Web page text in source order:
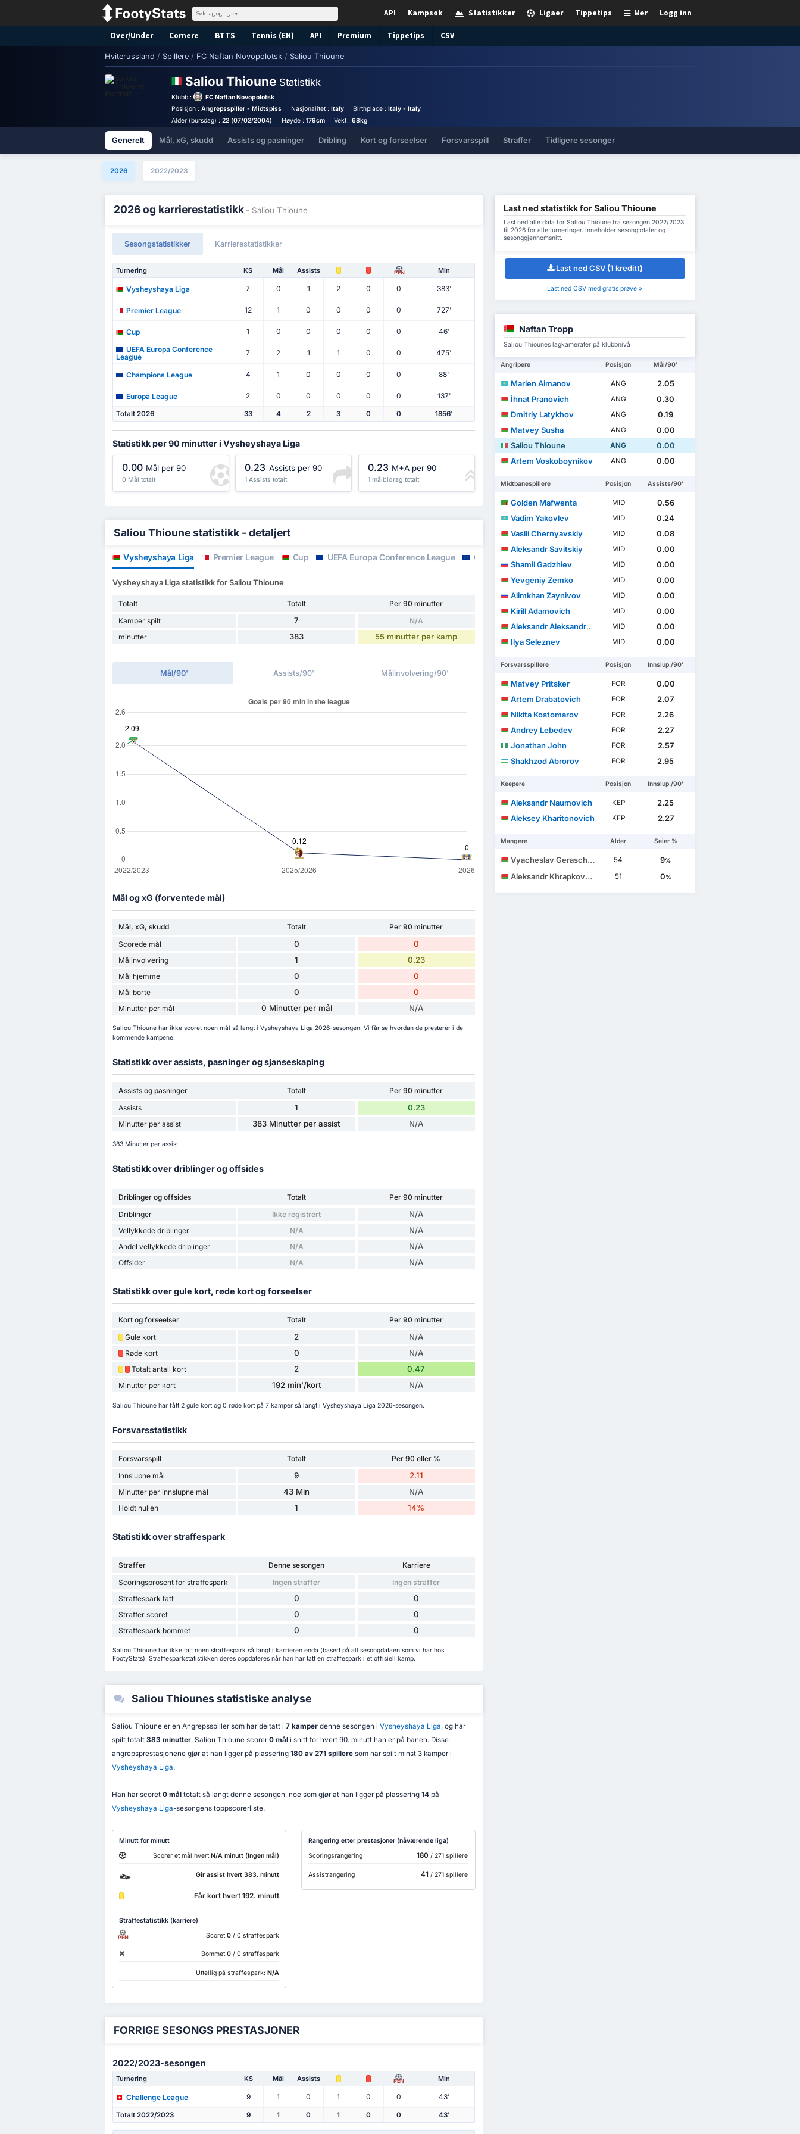
Logg inn
Mer
Tippetips
Ligaer
Statistikker
Kampsøk
API
Over/Under Cornere BTTS Tennis (EN) API Premium Tippetips CSV
Hviterussland / Spillere / FC Naftan Novopolotsk / Saliou Thioune
Saliou Thioune Statistikk
Klubb :
FC Naftan Novopolotsk
Posisjon :Angrepsspiller - Midtspiss Nasjonalitet : Italy Birthplace :Italy - Italy
Alder (bursdag) :22 (07/02/2004) Høyde : 179cm Vekt :68kg
Generelt Mål, xG, skudd Assists og pasninger Dribling Kort og forseelser Forsvarsspill Straffer Tidligere sesonger
2026 2022/2023
2026 og karrierestatistikk - Saliou Thioune
Sesongstatistikker Karrierestatistikker
Turnering KS Mål Assists PEN Min
Vysheyshaya Liga 7 0 1 2 0 0 383'
Premier League 12 1 0 0 0 0 727'
Cup 1 0 0 0 0 0
46'
UEFA Europa Conference
League
7 2 1 1 0 0 475'
Champions League 4 1 0 0 0 0 88'
Europa League 2 0 0 0 0 0 137'
Totalt 2026 33 4 2 3 0 0 1856'
Statistikk per 90 minutter i Vysheyshaya Liga
0.00 Mål per 90
0 Mål totalt
0.23 Assists per 90
1 Assists totalt
0.23 M+A per 90
1 målbidrag totalt
Saliou Thioune statistikk - detaljert
Vysheyshaya Liga Premier League Cup UEFA Europa Conference League Champions League Europa League
Vysheyshaya Liga statistikk for Saliou Thioune
Totalt Totalt
Per 90 minutter
Kamper spilt
7
N/A
minutter
383 55 minutter per kamp
Mål/90' Assists/90' Målinvolvering/90'
Mål og xG (forventede mål)
Mål, xG, skudd Totalt
Per 90 minutter
Scorede mål
0 0
Målinvolvering 1 0.23
Mål hjemme 0 0
Mål borte 0 0
Minutter per mål 0 Minutter per mål N/A
Saliou Thioune har ikke scoret noen mål så langt i Vysheyshaya Liga 2026-sesongen. Vi får se hvordan de presterer i de
kommende kampene.
Statistikk over assists, pasninger og sjanseskaping
Assists og pasninger Totalt
Per 90 minutter
Assists
1 0.23
Minutter per assist 383 Minutter per assist N/A
383 Minutter per assist
Statistikk over driblinger og offsides
Driblinger og offsides Totalt
Per 90 minutter
Driblinger
Ikke registrert N/A
Vellykkede driblinger N/A N/A
Andel vellykkede driblinger N/A N/A
Offsider N/A N/A
Statistikk over gule kort, røde kort og forseelser
Kort og forseelser Totalt
Per 90 minutter
Gule kort
2 N/A
Røde kort 0 N/A
Totalt antall kort 2 0.47
Minutter per kort 192 min'/kort N/A
Saliou Thioune har fått 2 gule kort og 0 røde kort på 7 kamper så langt i Vysheyshaya Liga 2026-sesongen.
Forsvarsstatistikk
Forsvarsspill Totalt
Per 90 eller %
Innslupne mål
9 2.11
Minutter per innslupne mål 43 Min N/A
Holdt nullen 1 14%
Statistikk over straffespark
Straffer Denne sesongen
Karriere
Scoringsprosent for straffespark
Ingen straffer
Ingen straffer
Straffespark tatt
0 0
Straffer scoret 0 0
Straffespark bommet 0 0
Saliou Thioune har ikke tatt noen straffespark så langt i karrieren enda (basert på all sesongdataen som vi har hos
FootyStats). Straffesparkstatistikken deres oppdateres når han har tatt en straffespark i et offisiell kamp.
Saliou Thiounes statistiske analyse
Saliou Thioune er en Angrepsspiller som har deltatt i 7 kamperdenne sesongen i Vysheyshaya Liga, og har
spilt totalt 383 minutter. Saliou Thioune scorer 0 måli snitt for hvert 90. minutt han er på banen. Disse
angrepsprestasjonene gjør at han ligger på plassering 180 av 271 spilleresom har spilt minst 3 kamper i
Vysheyshaya Liga.
Han har scoret 0 måltotalt så langt denne sesongen, noe som gjør at han ligger på plassering 14på
Vysheyshaya Liga-sesongens toppscorerliste.
Minutt for minutt
Scorer et mål hvertN/A minutt (Ingen mål)
Gir assist hvert 383. minutt
Får kort hvert 192. minutt
Straffestatistikk (karriere)
PEN Scoret 0 / 0 straffespark
Bommet 0 / 0 straffespark
Uttellig på straffespark: N/A
Rangering etter prestasjoner (nåværende liga)
Scoringsrangering
180 / 271 spillere
Assistrangering 41 / 271 spillere
FORRIGE SESONGS PRESTASJONER
2022/2023-sesongen
Turnering KS Mål Assists PEN Min
Challenge League 9 1 0 1 0 0 43'
Totalt 2022/2023 9 1 0 1 0 0 43'
Last ned statistikk for Saliou Thioune
Last ned alle data for Saliou Thioune fra sesongen 2022/2023
til 2026 for alle turneringer. Inneholder sesongtotaler og
sesonggjennomsnitt.
Last ned CSV (1 kreditt)
Last ned CSV med gratis prøve »
Naftan Tropp
Saliou Thiounes lagkamerater på klubbnivå
Angripere Posisjon Mål/90'
Marlen Aimanov ANG
2.05
İhnat Pranovich
ANG
0.30
Dmitriy Latykhov
ANG
0.19
Matvey Susha
ANG
0.00
Saliou Thioune
ANG
0.00
Artem Voskoboynikov
ANG 0.00
Midtbanespillere Posisjon Assists/90'
Golden Mafwenta MID
0.56
Vadim Yakovlev
MID
0.24
Vasili Chernyavskiy
MID
0.08
Aleksandr Savitskiy
MID
0.00
Shamil Gadzhiev
MID
0.00
Yevgeniy Zemko
MID
0.00
Alimkhan Zaynivov
MID
0.00
Kirill Adamovich
MID
0.00
Aleksandr Aleksandrovich
MID
0.00
Ilya Seleznev
MID 0.00
Forsvarsspillere Posisjon Innslup./90'
Matvey Pritsker FOR
0.00
Artem Drabatovich
FOR
2.07
Nikita Kostomarov
FOR
2.26
Andrey Lebedev
FOR
2.27
Jonathan John
FOR
2.57
Shakhzod Abrorov
FOR 2.95
Keepere Posisjon Innslup./90'
Aleksandr Naumovich KEP
2.25
Aleksey Kharitonovich
KEP 2.27
Mangere Alder Seier %
Vyacheslav Geraschenko 54 9%
Aleksandr Khrapkovskiy 51 0%